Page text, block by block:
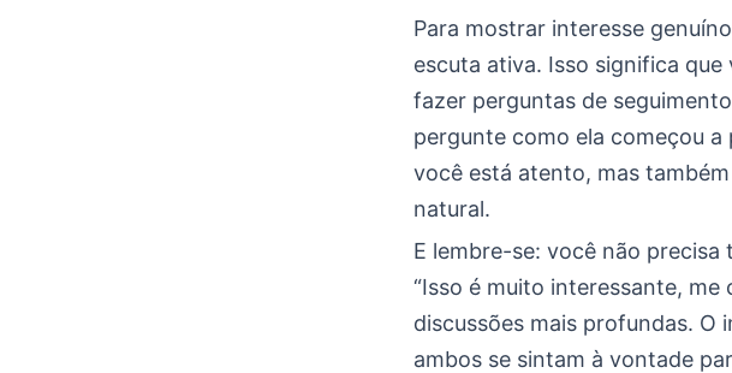
Para mostrar interesse
escuta ativa. Isso significa
fazer perguntas de
pergunte como ela começou
você está atento, mas
natural.
E lembre-se: você não precisa
“Isso é muito interessante,
discussões mais profundas.
ambos se sintam à vontade